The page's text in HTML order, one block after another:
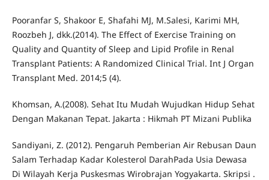
Pooranfar S, Shakoor E, Shafahi MJ, M.Salesi, Karimi MH,
Roozbeh J, dkk.(2014). The Effect of Exercise Training on
Quality and Quantity of Sleep and Lipid Profile in Renal
Transplant Patients: A Randomized Clinical Trial. Int J Organ
Transplant Med. 2014;5 (4).
Khomsan, A.(2008). Sehat Itu Mudah Wujudkan Hidup Sehat
Dengan Makanan Tepat. Jakarta : Hikmah PT Mizani Publika
Sandiyani, Z. (2012). Pengaruh Pemberian Air Rebusan Daun
Salam Terhadap Kadar Kolesterol DarahPada Usia Dewasa
Di Wilayah Kerja Puskesmas Wirobrajan Yogyakarta. Skripsi .